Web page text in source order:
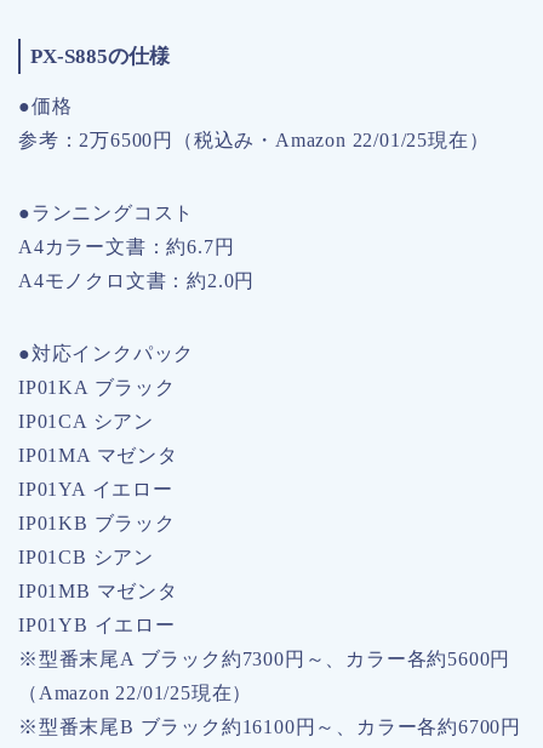
PX-S885の仕様
●価格
参考：2万6500円（税込み・Amazon 22/01/25現在）
●ランニングコスト
A4カラー文書：約6.7円
A4モノクロ文書：約2.0円
●対応インクパック
IP01KA ブラック
IP01CA シアン
IP01MA マゼンタ
IP01YA イエロー
IP01KB ブラック
IP01CB シアン
IP01MB マゼンタ
IP01YB イエロー
※型番末尾A ブラック約7300円～、カラー各約5600円
（Amazon 22/01/25現在）
※型番末尾B ブラック約16100円～、カラー各約6700円